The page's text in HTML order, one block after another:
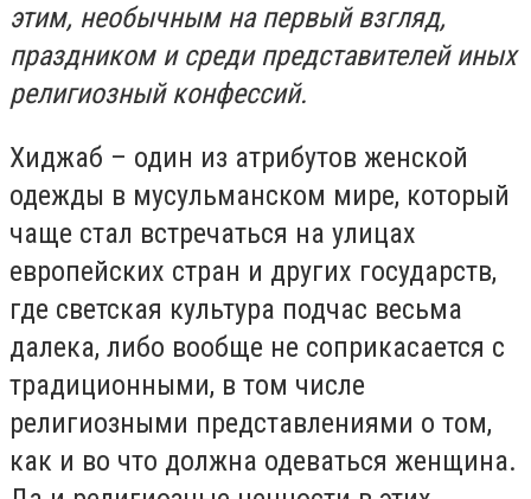
этим, необычным на первый взгляд,
праздником и среди представителей иных
религиозный конфессий.
Хиджаб – один из атрибутов женской
одежды в мусульманском мире, который
чаще стал встречаться на улицах
европейских стран и других государств,
где светская культура подчас весьма
далека, либо вообще не соприкасается с
традиционными, в том числе
религиозными представлениями о том,
как и во что должна одеваться женщина.